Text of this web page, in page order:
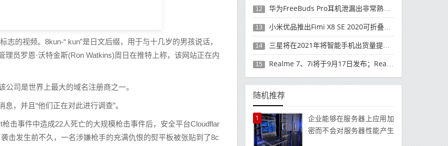
的视频。8kun-“ kun”是日文后缀，用于与十几岁的男孩说话，
理员罗恩·沃特金斯(Ron Watkins)周日在推特上称，该网站正在内
司是世界上最大的域名注册商之一。
，并且“他们正在对此进行调查”。
击事件中造成22人死亡的大规模枪击事件后，安全平台Cloudflar
击发生前不久，一名涉嫌枪手的充满仇恨的熨平板被张贴到了8c
12 华为FreeBuds Pro耳机泄漏出非常熟悉的设计
13 小米优品推出Fimi X8 SE 2020可折叠无人机
14 三星将在2021年将智能手机出货量提高至3亿部
15 Realme 7、7i将于9月17日发布；Realme 7i的完整规格并导致泄漏
随机推荐
1
企业能够在服务器上应用加
密而不会对服务器性能产生